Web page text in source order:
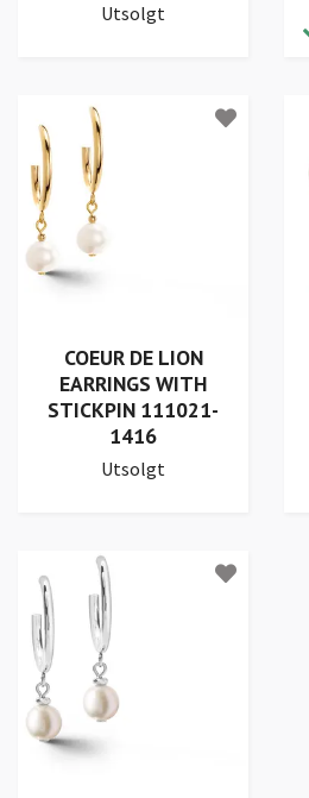
Utsolgt
COEUR DE LION
EARRINGS WITH
STICKPIN 111021-
1416
Utsolgt